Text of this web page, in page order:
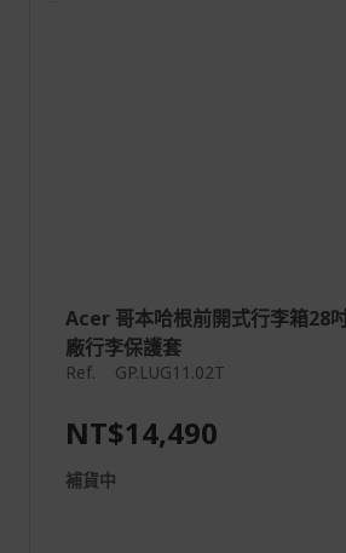
Acer 哥本哈根前開式行李箱28
廠行李保護套
Ref. GP.LUG11.02T
NT$14,490
補貨中